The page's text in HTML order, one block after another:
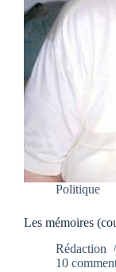
Politique
Les mémoires
Rédaction
10